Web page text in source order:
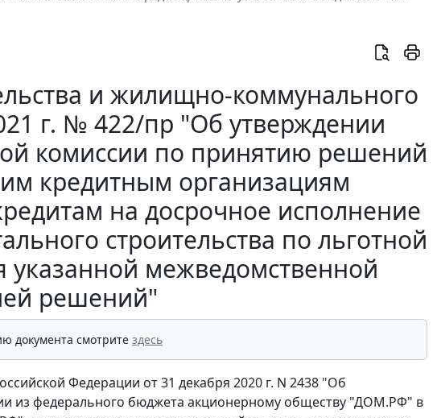
и жилищно-коммунального
г. № 422/пр "Об утверждении
комиссии по принятию решений
кредитным организациям
на досрочное исполнение
строительства по льготной
указанной межведомственной
решений"
документа смотрите здесь
Федерации от 31 декабря 2020 г. N 2438 "Об
из федерального бюджета акционерному обществу "ДОМ.РФ" в